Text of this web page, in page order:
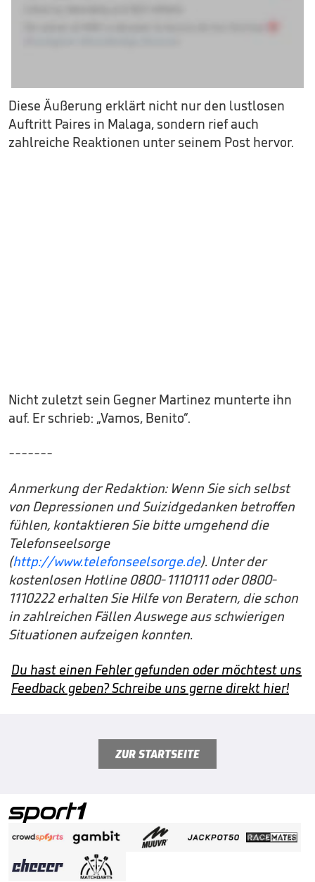
Diese Äußerung erklärt nicht nur den lustlosen
Auftritt Paires in Malaga, sondern rief auch
zahlreiche Reaktionen unter seinem Post hervor.
Nicht zuletzt sein Gegner Martinez munterte ihn
auf. Er schrieb: „Vamos, Benito“.
-------
Anmerkung der Redaktion: Wenn Sie sich selbst
von Depressionen und Suizidgedanken betroffen
fühlen, kontaktieren Sie bitte umgehend die
Telefonseelsorge
(http://www.telefonseelsorge.de). Unter der
kostenlosen Hotline 0800-1110111 oder 0800-
1110222 erhalten Sie Hilfe von Beratern, die schon
in zahlreichen Fällen Auswege aus schwierigen
Situationen aufzeigen konnten.
Du hast einen Fehler gefunden oder möchtest uns
Feedback geben? Schreibe uns gerne direkt hier!
ZUR STARTSEITE